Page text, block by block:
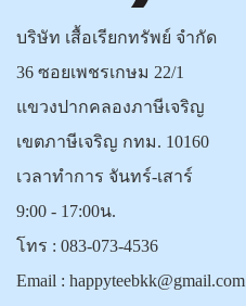
บริษัท เสื้อเรียกทรัพย์ จำกัด
36 ซอยเพชรเกษม 22/1
แขวงปากคลองภาษีเจริญ
เขตภาษีเจริญ กทม. 10160
เวลาทำการ จันทร์-เสาร์
9:00 - 17:00น.
โทร : 083-073-4536
Email : happyteebkk@gmail.com